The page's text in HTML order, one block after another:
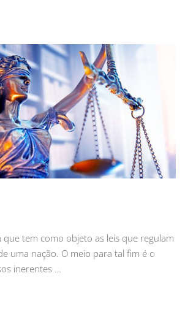
que tem como objeto as leis que regulam
uma nação. O meio para tal fim é o
inerentes …